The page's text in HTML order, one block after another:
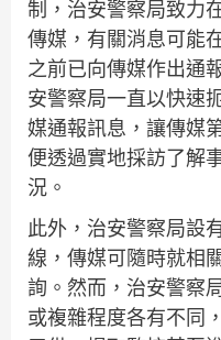
制，治安警察局致力
傳媒，有關消息可能
之前已向傳媒作出通
安警察局一直以快速
媒通報訊息，讓傳媒
便透過實地採訪了解
況。
此外，治安警察局設
線，傳媒可隨時就相
詢。然而，治安警察
或複雜程度各有不同